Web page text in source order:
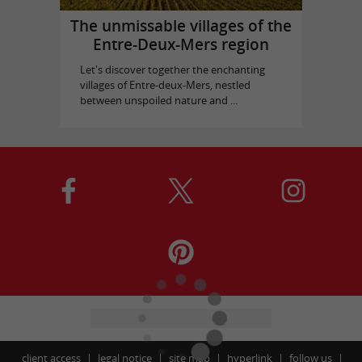
The unmissable villages of the
Entre-Deux-Mers region
Let's discover together the enchanting
villages of Entre-deux-Mers, nestled
between unspoiled nature and ...
client access legal notice site map hyperlink follow us